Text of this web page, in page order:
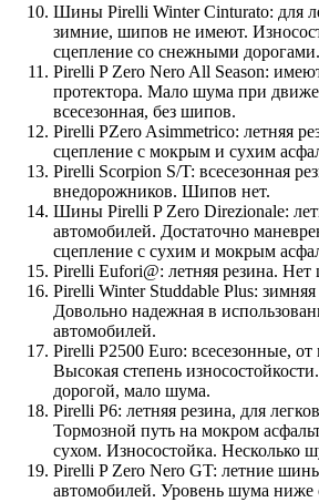
Шины Pirelli Winter Cinturato: для
зимние, шипов не имеют.
сцепление со снежными дорогами.
Pirelli P Zero Nero All Season:
протектора. Мало шума при
всесезонная, без шипов.
Pirelli PZero Asimmetrico: летняя
сцепление с мокрым и сухим
Pirelli Scorpion S/T: всесезонная
внедорожников. Шипов нет.
Шины Pirelli P Zero Direzionale:
автомобилей. Достаточно
сцепление с сухим и мокрым
Pirelli Eufori@: летняя резина. Нет
Pirelli Winter Studdable Plus:
Довольно надежная в
автомобилей.
Pirelli P2500 Euro: всесезонные, от
Высокая степень
дорогой, мало шума.
Pirelli P6: летняя резина, для
Тормозной путь на мокром
сухом. Износостойка. Несколько
Pirelli P Zero Nero GT: летние
автомобилей. Уровень шума ниже